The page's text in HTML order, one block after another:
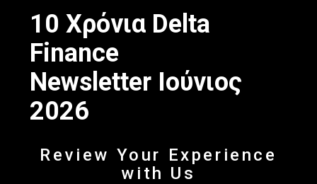
10 Χρόνια Delta
Finance
Newsletter Ιούνιος
2026
Review Your Experience
with Us